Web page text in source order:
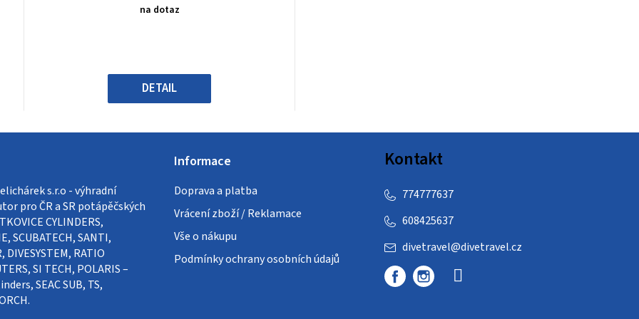
produktu
hvězdiček.
na dotaz
DETAIL
s.r.o - výhradní
pro ČR a SR potápěčských
CYLINDERS,
SCUBATECH, SANTI,
DIVESYSTEM, RATIO
SI TECH, POLARIS –
SEAC SUB, TS,
Informace
Doprava a platba
Vrácení zboží / Reklamace
Vše o nákupu
Podmínky ochrany osobních údajů
Kontakt
divetravel@divetravel.cz
608425637
774777637